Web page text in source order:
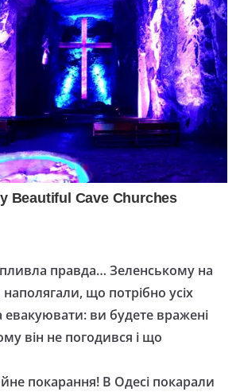
правда… Зеленському на
що потрібно усіх
евакуювати: ви будете вражені
він не погодився і що
покарання! В Одесі покарали